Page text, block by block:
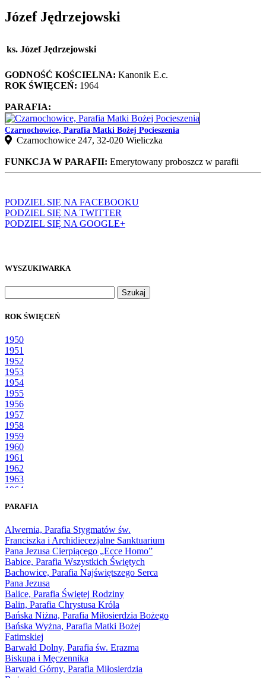
Józef Jędrzejowski
ks. Józef Jędrzejowski
GODNOŚĆ KOŚCIELNA: Kanonik E.c.
ROK ŚWIĘCEŃ: 1964
PARAFIA:
Czarnochowice, Parafia Matki Bożej Pocieszenia
Czarnochowice 247, 32‑020 Wieliczka
FUNKCJA W PARAFII: Emerytowany proboszcz w parafii
PODZIEL SIĘ NA FACEBOOKU
PODZIEL SIĘ NA TWITTER
PODZIEL SIĘ NA GOOGLE+
WYSZUKIWARKA
ROK ŚWIĘCEŃ
1950
1951
1952
1953
1954
1955
1956
1957
1958
1959
1960
1961
1962
1963
1964
1966
1968
1969
1970
1971
1972
1973
1974
1975
1976
1977
1978
1979
1980
1981
PARAFIA
Alwernia, Parafia Stygmatów św.
Franciszka i Archidiecezjalne Sanktuarium
Pana Jezusa Cierpiącego „Ecce Homo”
Babice, Parafia Wszystkich Świętych
Bachowice, Parafia Najświętszego Serca
Pana Jezusa
Balice, Parafia Świętej Rodziny
Balin, Parafia Chrystusa Króla
Bańska Niżna, Parafia Miłosierdzia Bożego
Bańska Wyżna, Parafia Matki Bożej
Fatimskiej
Barwałd Dolny, Parafia św. Erazma
Biskupa i Męczennika
Barwałd Górny, Parafia Miłosierdzia
Bożego